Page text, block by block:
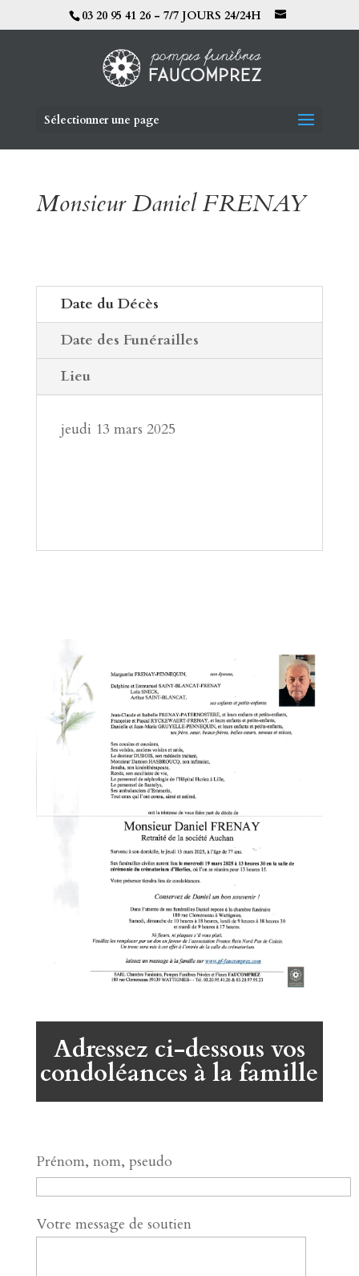
03 20 95 41 26 - 7/7 JOURS 24/24H
Sélectionner une page
Monsieur Daniel FRENAY
Date du Décès
Date des Funérailles
Lieu
jeudi 13 mars 2025
Adressez ci-dessous vos
condoléances à la famille
Prénom, nom, pseudo
Votre message de soutien